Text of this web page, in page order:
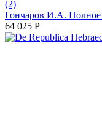
(2)
Гончаров И.А. Полное
64 025 Р